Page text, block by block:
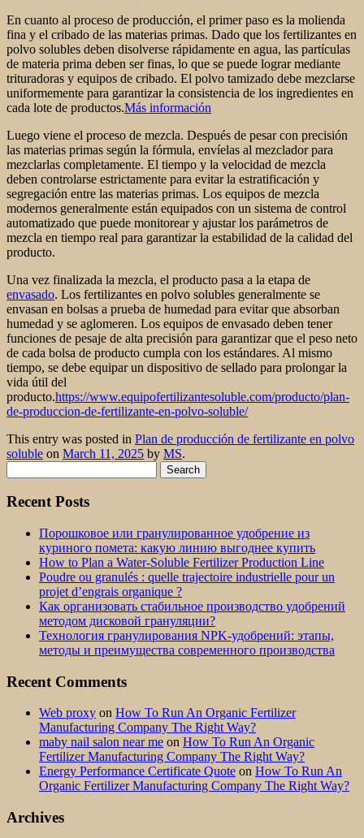
En cuanto al proceso de producción, el primer paso es la molienda
fina y el cribado de las materias primas. Dado que los fertilizantes en
polvo solubles deben disolverse rápidamente en agua, las partículas
de materia prima deben ser finas, lo que se puede lograr mediante
trituradoras y equipos de cribado. El polvo tamizado debe mezclarse
uniformemente para garantizar la consistencia de los ingredientes en
cada lote de productos.Más información
Luego viene el proceso de mezcla. Después de pesar con precisión
las materias primas según la fórmula, envíelas al mezclador para
mezclarlas completamente. El tiempo y la velocidad de mezcla
deben controlarse estrictamente para evitar la estratificación y
segregación entre las materias primas. Los equipos de mezcla
modernos generalmente están equipados con un sistema de control
automatizado que puede monitorear y ajustar los parámetros de
mezcla en tiempo real para garantizar la estabilidad de la calidad del
producto.
Una vez finalizada la mezcla, el producto pasa a la etapa de
envasado. Los fertilizantes en polvo solubles generalmente se
envasan en bolsas a prueba de humedad para evitar que absorban
humedad y se aglomeren. Los equipos de envasado deben tener
funciones de pesaje de alta precisión para garantizar que el peso neto
de cada bolsa de producto cumpla con los estándares. Al mismo
tiempo, se debe equipar un dispositivo de sellado para prolongar la
vida útil del
producto.https://www.equipofertilizantesoluble.com/producto/plan-
de-produccion-de-fertilizante-en-polvo-soluble/
This entry was posted in Plan de producción de fertilizante en polvo
soluble on March 11, 2025 by MS.
for:
Recent Posts
Порошковое или гранулированное удобрение из
куриного помета: какую линию выгоднее купить
How to Plan a Water-Soluble Fertilizer Production Line
Poudre ou granulés : quelle trajectoire industrielle pour un
projet d’engrais organique ?
Как организовать стабильное производство удобрений
методом дисковой грануляции?
Технология гранулирования NPK-удобрений: этапы,
методы и преимущества современного производства
Recent Comments
Web proxy on How To Run An Organic Fertilizer
Manufacturing Company The Right Way?
maby nail salon near me on How To Run An Organic
Fertilizer Manufacturing Company The Right Way?
Energy Performance Certificate Quote on How To Run An
Organic Fertilizer Manufacturing Company The Right Way?
Archives